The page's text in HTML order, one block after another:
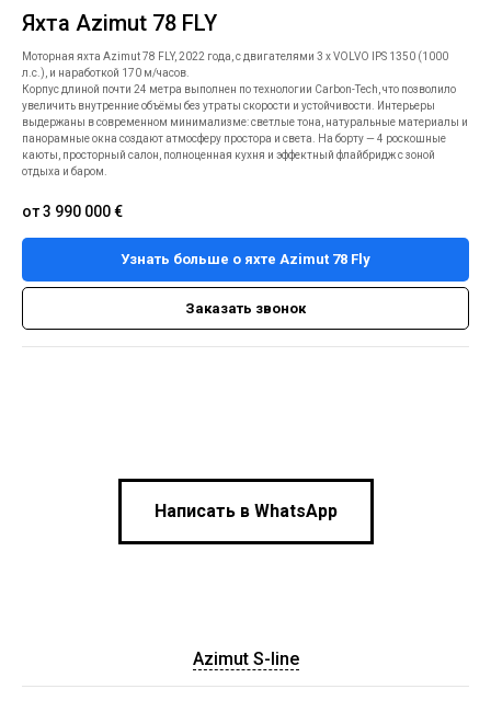
Яхта Azimut 78 FLY
Моторная яхта Azimut 78 FLY, 2022 года, с двигателями 3 x VOLVO IPS 1350 (1000
л.с.), и наработкой 170 м/часов.
Корпус длиной почти 24 метра выполнен по технологии Carbon-Tech, что позволило
увеличить внутренние объёмы без утраты скорости и устойчивости. Интерьеры
выдержаны в современном минимализме: светлые тона, натуральные материалы и
панорамные окна создают атмосферу простора и света. На борту — 4 роскошные
каюты, просторный салон, полноценная кухня и эффектный флайбридж с зоной
отдыха и баром.
от 3 990 000€
Узнать больше о яхте Azimut 78 Fly
Заказать звонок
Написать в WhatsApp
Azimut S-line